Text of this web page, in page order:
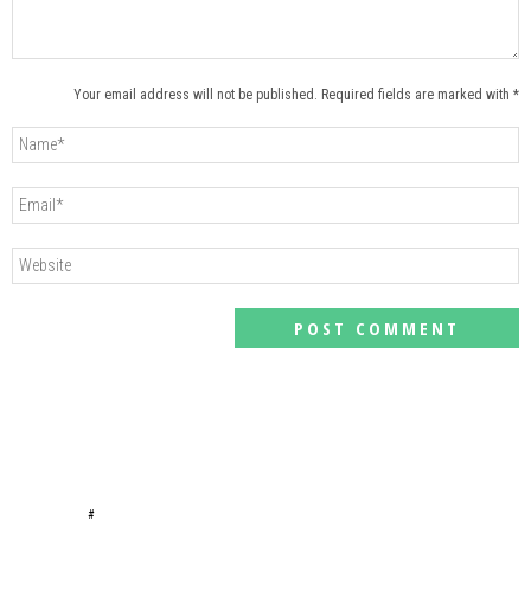
Your email address will not be published. Required fields are marked with *
#